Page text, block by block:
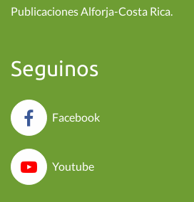
Publicaciones Alforja-Costa Rica.
Seguinos
Facebook
Youtube